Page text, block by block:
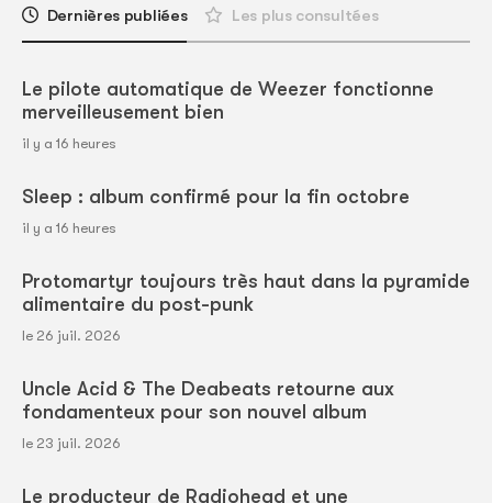
Dernières publiées Les plus consultées
Le pilote automatique de Weezer fonctionne
merveilleusement bien
il y a 16 heures
Sleep : album confirmé pour la fin octobre
il y a 16 heures
Protomartyr toujours très haut dans la pyramide
alimentaire du post-punk
le 26 juil. 2026
Uncle Acid & The Deabeats retourne aux
fondamenteux pour son nouvel album
le 23 juil. 2026
Le producteur de Radiohead et une